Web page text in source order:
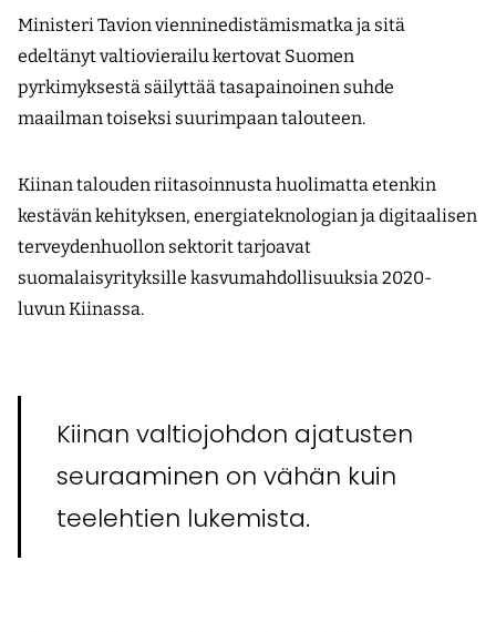
Ministeri Tavion vienninedistämismatka ja sitä
edeltänyt valtiovierailu kertovat Suomen
pyrkimyksestä säilyttää tasapainoinen suhde
maailman toiseksi suurimpaan talouteen.
Kiinan talouden riitasoinnusta huolimatta etenkin
kestävän kehityksen, energiateknologian ja digitaalisen
terveydenhuollon sektorit tarjoa­vat
suomalaisyrityksille kasvumahdollisuuksia 2020-
luvun Kiinassa.
Kiinan valtiojohdon ajatusten
seuraaminen on vähän kuin
teelehtien lukemista.